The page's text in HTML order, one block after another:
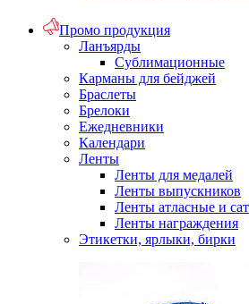
Промо продукция
Ланъярды
Сублимационные
Карманы для бейджей
Браслеты
Брелоки
Ежедневники
Календари
Ленты
Ленты для медалей
Ленты выпускников
Ленты атласные и
Ленты награждения
Этикетки, ярлыки, бирки